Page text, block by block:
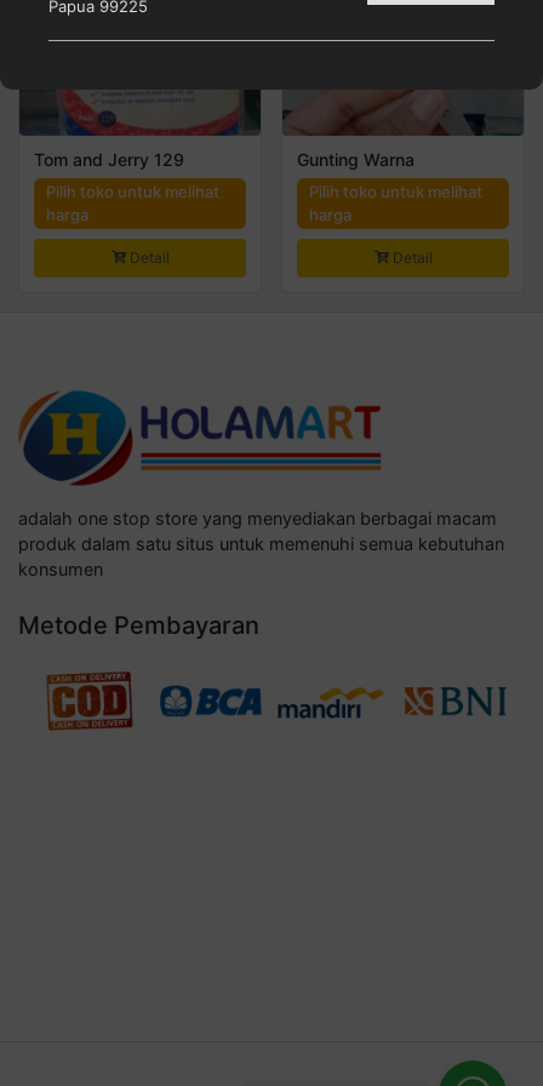
Tom and Jerry 129
Pilih toko untuk melihat
harga
Detail
Gunting Warna
Pilih toko untuk melihat
harga
Detail
adalah one stop store yang menyediakan berbagai macam
produk dalam satu situs untuk memenuhi semua kebutuhan
konsumen
Metode Pembayaran
Papua 99225